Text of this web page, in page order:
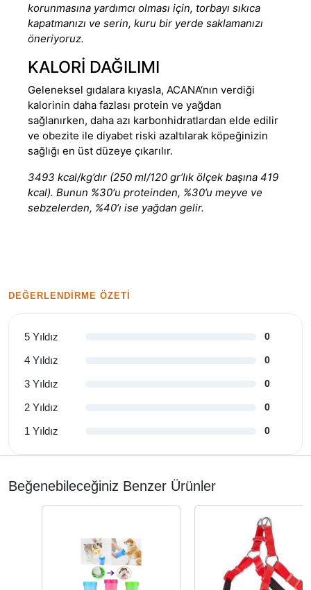
korunmasına yardımcı olması için, torbayı sıkıca
kapatmanızı ve serin, kuru bir yerde saklamanızı
öneriyoruz.
KALORİ DAĞILIMI
Geleneksel gıdalara kıyasla, ACANA‘nın verdiği
kalorinin daha fazlası protein ve yağdan
sağlanırken, daha azı karbonhidratlardan elde edilir
ve obezite ile diyabet riski azaltılarak köpeğinizin
sağlığı en üst düzeye çıkarılır.
3493 kcal/kg’dır (250 ml/120 gr’lık ölçek başına 419
kcal). Bunun %30′u proteinden, %30’u meyve ve
sebzelerden, %40’ı ise yağdan gelir.
DEĞERLENDIRME ÖZETI
5 Yıldız 0
4 Yıldız 0
3 Yıldız 0
2 Yıldız 0
1 Yıldız 0
Beğenebileceğiniz Benzer Ürünler